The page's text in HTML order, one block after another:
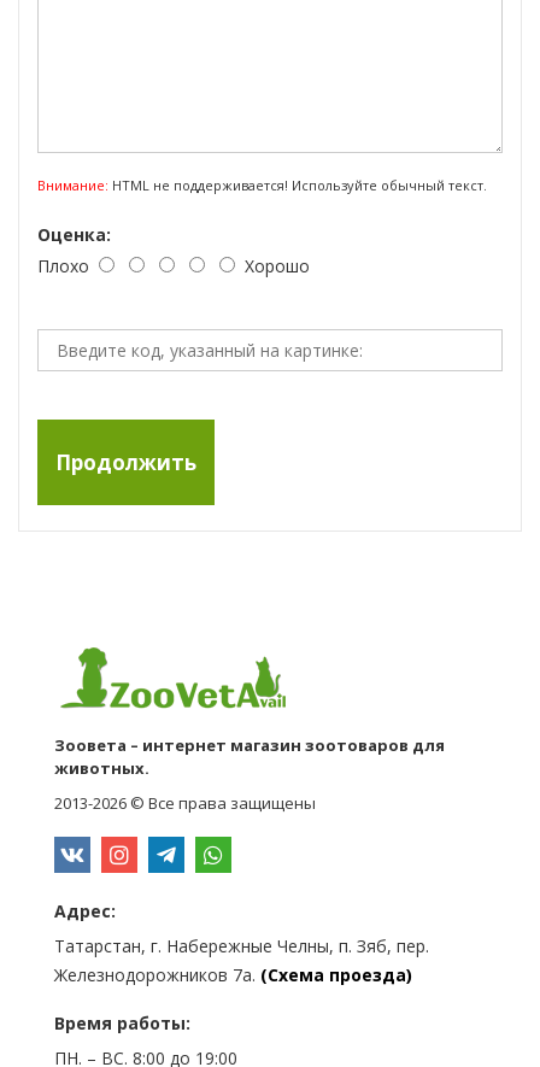
Внимание: HTML не поддерживается! Используйте обычный текст.
Оценка:
Плохо
Хорошо
Продолжить
Зоовета – интернет магазин зоотоваров для
животных.
2013-2026 © Все права защищены
Адрес:
Татарстан, г. Набережные Челны, п. Зяб, пер.
Железнодорожников 7а. (Схема проезда)
Время работы:
ПН. – ВС. 8:00 до 19:00